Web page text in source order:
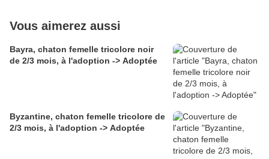
Vous aimerez aussi
Bayra, chaton femelle tricolore noir
de 2/3 mois, à l'adoption -> Adoptée
Byzantine, chaton femelle tricolore de
2/3 mois, à l'adoption -> Adoptée